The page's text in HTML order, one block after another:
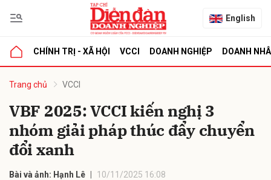
English
CHÍNH TRỊ - XÃ HỘI VCCI DOANH NGHIỆP DOANH
Trang chủ VCCI
VBF 2025: VCCI kiến nghị 3
nhóm giải pháp thúc đẩy chuyển
đổi xanh
Bài và ảnh: Hạnh Lê 10/11/2025 16:08
luận